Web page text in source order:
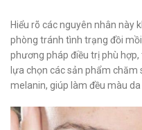
Hiểu rõ các nguyên nhân này
phòng tránh tình trạng đồi
phương pháp điều trị phù
lựa chọn các sản phẩm
melanin, giúp làm đều màu da